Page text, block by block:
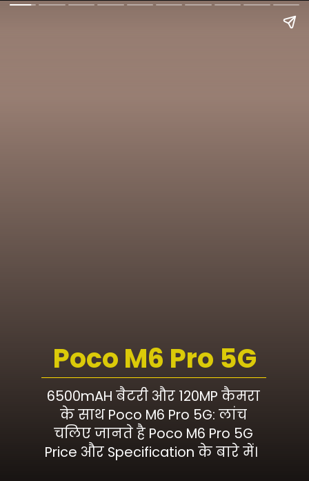
6500mAH बैटरी और 120MP कैमरा
के साथ Poco M6 Pro 5G: लांच
चलिए जानते है Poco M6 Pro 5G
Price और Specification के बारे में।
Poco M6 Pro 5G